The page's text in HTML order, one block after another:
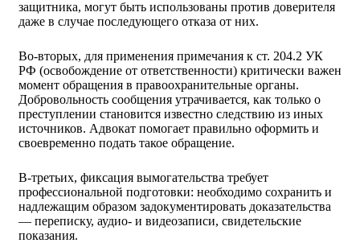
защитника, могут быть использованы против доверителя
даже в случае последующего отказа от них.
Во-вторых, для применения примечания к ст. 204.2 УК
РФ (освобождение от ответственности) критически важен
момент обращения в правоохранительные органы.
Добровольность сообщения утрачивается, как только о
преступлении становится известно следствию из иных
источников. Адвокат помогает правильно оформить и
своевременно подать такое обращение.
В-третьих, фиксация вымогательства требует
профессиональной подготовки: необходимо сохранить и
надлежащим образом задокументировать доказательства
— переписку, аудио- и видеозаписи, свидетельские
показания.